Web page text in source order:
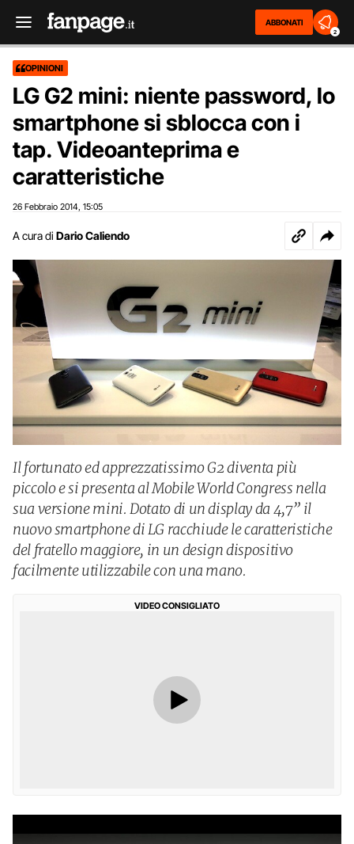
ABBONATI
2
OPINIONI
LG G2 mini: niente password, lo
smartphone si sblocca con i
tap. Videoanteprima e
caratteristiche
26 Febbraio 2014 15:05
A cura di Dario Caliendo
Il fortunato ed apprezzatissimo G2 diventa più
piccolo e si presenta al Mobile World Congress nella
sua versione mini. Dotato di un display da 4,7” il
nuovo smartphone di LG racchiude le caratteristiche
del fratello maggiore, in un design dispositivo
facilmente utilizzabile con una mano.
VIDEO CONSIGLIATO